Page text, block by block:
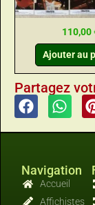
110,00
Ajouter au
Partagez
Navigation
Accueil
Affichistes